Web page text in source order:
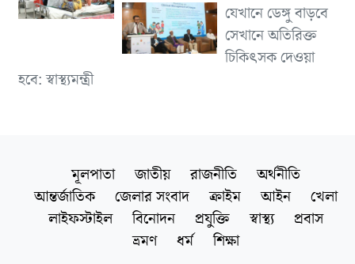
যেখানে ডেঙ্গু বাড়বে
সেখানে অতিরিক্ত
চিকিৎসক দেওয়া
হবে: স্বাস্থ্যমন্ত্রী
মূলপাতা জাতীয় রাজনীতি
অর্থনীতি
আন্তর্জাতিক
জেলার সংবাদ ক্রাইম আইন
খেলা
লাইফস্টাইল
বিনোদন প্রযুক্তি স্বাস্থ্য
প্রবাস
ভ্রমণ
ধর্ম শিক্ষা